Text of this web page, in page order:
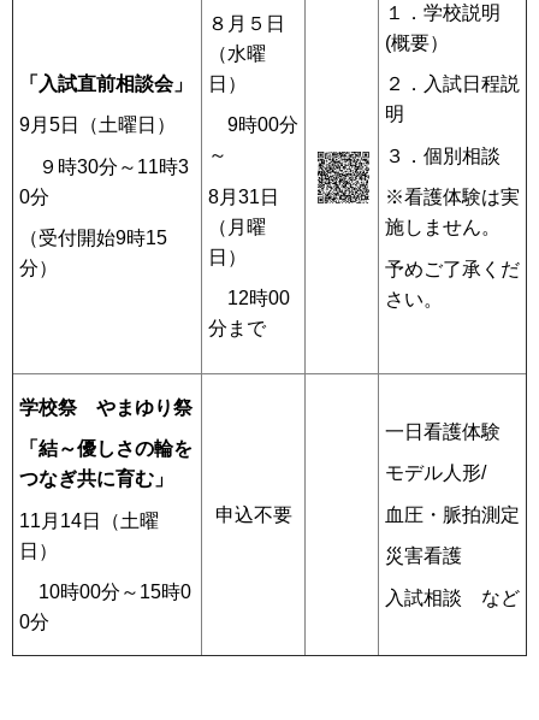
「入試直前相談会」
9月5日（土曜日）
９時30分～11時3
0分
（受付開始9時15
分）
８月５日
（水曜
日）
9時00分
～
8月31日
（月曜
日）
12時00
分まで
１．学校説明
(概要）
２．入試日程説
明
３．個別相談
※看護体験は実
施しません。
予めご了承くだ
さい。
学校祭 やまゆり祭
「結～優しさの輪を
つなぎ共に育む」
11月14日（土曜
日）
10時00分～15時0
0分
申込不要
一日看護体験
モデル人形/
血圧・脈拍測定
災害看護
入試相談 など